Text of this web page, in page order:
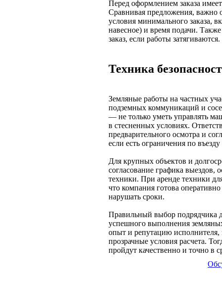
Перед оформлением заказа
Сравнивая предложения, важно
условия минимального заказа,
навесное) и время подачи.
заказ, если работы затягиваются.
Техника
Земляные работы на частных
подземных коммуникаций и
— не только уметь управлять
в стесненных условиях.
предварительного осмотра и
если есть ограничения по
Для крупных объектов и
согласование графика выездов,
техники. При аренде техники
что компания готова
нарушать сроки.
Правильный выбор подрядчика
успешного выполнения
опыт и репутацию исполнителя,
прозрачные условия расчета.
пройдут качественно и точно в